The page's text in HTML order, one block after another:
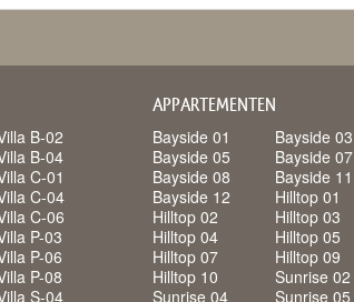
B-02
B-04
C-01
C-04
C-06
P-03
P-06
P-08
S-04
APPARTEMENTEN
Bayside 01
Bayside 03
Bayside 05
Bayside 07
Bayside 08
Bayside 11
Bayside 12
Hilltop 01
Hilltop 02
Hilltop 03
Hilltop 04
Hilltop 05
Hilltop 07
Hilltop 09
Hilltop 10
Sunrise 02
Sunrise 04
Sunrise 05